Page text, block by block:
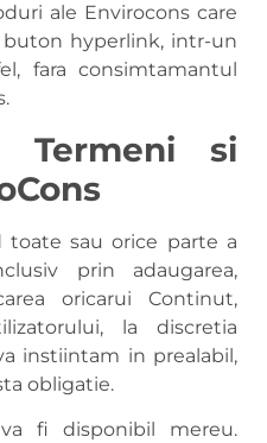
ale Envirocons care
hyperlink, intr-un
fara consimtamantul
Termeni si
toate sau orice parte a
prin adaugarea,
oricarui Continut,
la discretia
instiintam in prealabil,
obligatie.
fi disponibil mereu.